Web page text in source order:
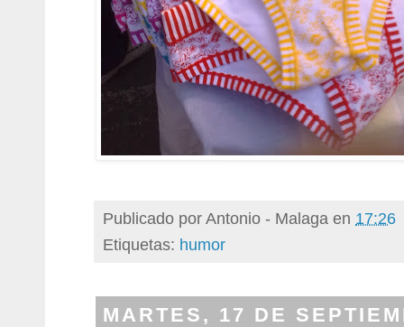
Publicado porAntonio - Malaga en 17:26
Etiquetas: humor
MARTES, 17 DE